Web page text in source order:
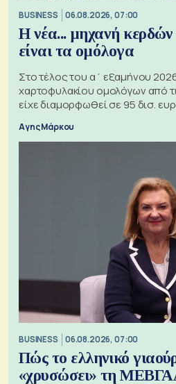
BUSINESS 06.08.2026, 07:00
Η νέα... μηχανή κερδών
είναι τα ομόλογα
Στο τέλος του α΄ εξαμήνου
χαρτοφυλακίου ομολόγων από
είχε διαμορφωθεί σε 95 δισ.
Αγης Μάρκου
BUSINESS 06.08.2026, 07:00
Πώς το ελληνικό
«χρυσώσει» τη